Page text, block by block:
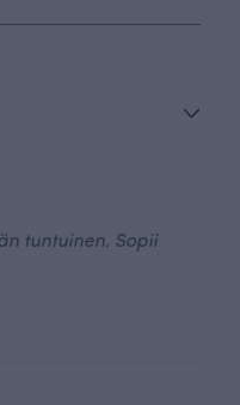
tuntuinen. Sopii